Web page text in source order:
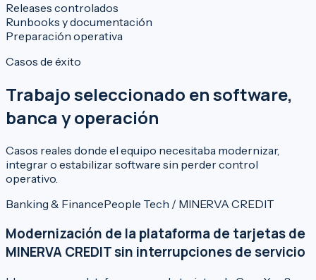
Releases controlados
Runbooks y documentación
Preparación operativa
Casos de éxito
Trabajo seleccionado en software,
banca y operación
Casos reales donde el equipo necesitaba modernizar,
integrar o estabilizar software sin perder control
operativo.
Banking & FinancePeople Tech / MINERVA CREDIT
Modernización de la plataforma de tarjetas de
MINERVA CREDIT sin interrupciones de servicio